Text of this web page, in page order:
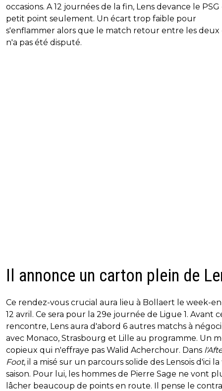
occasions. A 12 journées de la fin, Lens devance le
petit point seulement. Un écart trop faible pour
s'enflammer alors que le match retour entre les deux
n'a pas été disputé.
Il annonce un carton plein de
Ce rendez-vous crucial aura lieu à Bollaert le week-
12 avril. Ce sera pour la 29e journée de Ligue 1. Avant
rencontre, Lens aura d'abord 6 autres matchs à
avec Monaco, Strasbourg et Lille au programme. Un
copieux qui n'effraye pas Walid Acherchour. Dans
Foot, il a misé sur un parcours solide des Lensois d'ici
saison. Pour lui, les hommes de Pierre Sage ne vont
lâcher beaucoup de points en route. Il pense le